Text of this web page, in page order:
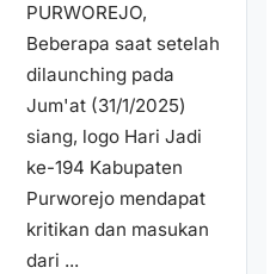
PURWOREJO,
Beberapa saat setelah
dilaunching pada
Jum'at (31/1/2025)
siang, logo Hari Jadi
ke-194 Kabupaten
Purworejo mendapat
kritikan dan masukan
dari ...